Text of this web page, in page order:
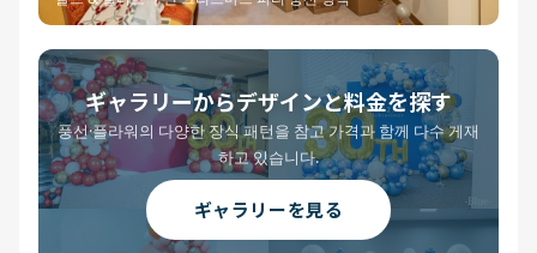
ギャラリーからデザインと料金を探す
풍선·플라워의 다양한 장식 패턴을 참고 가격과 함께 다수 게재
하고 있습니다.
ギャラリーを見る